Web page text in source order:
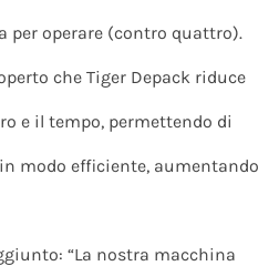
per operare (contro quattro).
che Tiger Depack riduce
e il tempo, permettendo di
modo efficiente, aumentando
“La nostra macchina